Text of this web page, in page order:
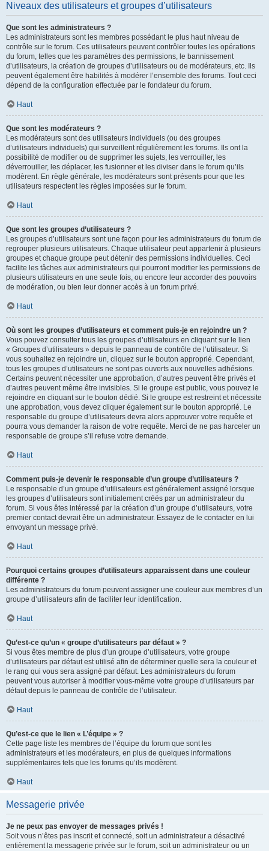
Niveaux des utilisateurs et groupes d’utilisateurs
Que sont les administrateurs ?
Les administrateurs sont les membres possédant le plus haut niveau de
contrôle sur le forum. Ces utilisateurs peuvent contrôler toutes les opérations
du forum, telles que les paramètres des permissions, le bannissement
d’utilisateurs, la création de groupes d’utilisateurs ou de modérateurs, etc. Ils
peuvent également être habilités à modérer l’ensemble des forums. Tout ceci
dépend de la configuration effectuée par le fondateur du forum.
Haut
Que sont les modérateurs ?
Les modérateurs sont des utilisateurs individuels (ou des groupes
d’utilisateurs individuels) qui surveillent régulièrement les forums. Ils ont la
possibilité de modifier ou de supprimer les sujets, les verrouiller, les
déverrouiller, les déplacer, les fusionner et les diviser dans le forum qu’ils
modèrent. En règle générale, les modérateurs sont présents pour que les
utilisateurs respectent les règles imposées sur le forum.
Haut
Que sont les groupes d’utilisateurs ?
Les groupes d’utilisateurs sont une façon pour les administrateurs du forum de
regrouper plusieurs utilisateurs. Chaque utilisateur peut appartenir à plusieurs
groupes et chaque groupe peut détenir des permissions individuelles. Ceci
facilite les tâches aux administrateurs qui pourront modifier les permissions de
plusieurs utilisateurs en une seule fois, ou encore leur accorder des pouvoirs
de modération, ou bien leur donner accès à un forum privé.
Haut
Où sont les groupes d’utilisateurs et comment puis-je en rejoindre un ?
Vous pouvez consulter tous les groupes d’utilisateurs en cliquant sur le lien
« Groupes d’utilisateurs » depuis le panneau de contrôle de l’utilisateur. Si
vous souhaitez en rejoindre un, cliquez sur le bouton approprié. Cependant,
tous les groupes d’utilisateurs ne sont pas ouverts aux nouvelles adhésions.
Certains peuvent nécessiter une approbation, d’autres peuvent être privés et
d’autres peuvent même être invisibles. Si le groupe est public, vous pouvez le
rejoindre en cliquant sur le bouton dédié. Si le groupe est restreint et nécessite
une approbation, vous devez cliquer également sur le bouton approprié. Le
responsable du groupe d’utilisateurs devra alors approuver votre requête et
pourra vous demander la raison de votre requête. Merci de ne pas harceler un
responsable de groupe s’il refuse votre demande.
Haut
Comment puis-je devenir le responsable d’un groupe d’utilisateurs ?
Le responsable d’un groupe d’utilisateurs est généralement assigné lorsque
les groupes d’utilisateurs sont initialement créés par un administrateur du
forum. Si vous êtes intéressé par la création d’un groupe d’utilisateurs, votre
premier contact devrait être un administrateur. Essayez de le contacter en lui
envoyant un message privé.
Haut
Pourquoi certains groupes d’utilisateurs apparaissent dans une couleur
différente ?
Les administrateurs du forum peuvent assigner une couleur aux membres d’un
groupe d’utilisateurs afin de faciliter leur identification.
Haut
Qu’est-ce qu’un « groupe d’utilisateurs par défaut » ?
Si vous êtes membre de plus d’un groupe d’utilisateurs, votre groupe
d’utilisateurs par défaut est utilisé afin de déterminer quelle sera la couleur et
le rang qui vous sera assigné par défaut. Les administrateurs du forum
peuvent vous autoriser à modifier vous-même votre groupe d’utilisateurs par
défaut depuis le panneau de contrôle de l’utilisateur.
Haut
Qu’est-ce que le lien « L’équipe » ?
Cette page liste les membres de l’équipe du forum que sont les
administrateurs et les modérateurs, en plus de quelques informations
supplémentaires tels que les forums qu’ils modèrent.
Haut
Messagerie privée
Je ne peux pas envoyer de messages privés !
Soit vous n’êtes pas inscrit et connecté, soit un administrateur a désactivé
entièrement la messagerie privée sur le forum, soit un administrateur ou un